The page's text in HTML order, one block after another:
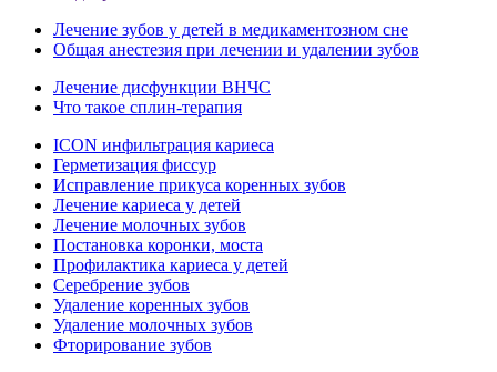
Лечение зубов у детей в медикаментозном сне
Общая анестезия при лечении и удалении зубов
Лечение дисфункции ВНЧС
Что такое сплин-терапия
ICON инфильтрация кариеса
Герметизация фиссур
Исправление прикуса коренных зубов
Лечение кариеса у детей
Лечение молочных зубов
Постановка коронки, моста
Профилактика кариеса у детей
Серебрение зубов
Удаление коренных зубов
Удаление молочных зубов
Фторирование зубов